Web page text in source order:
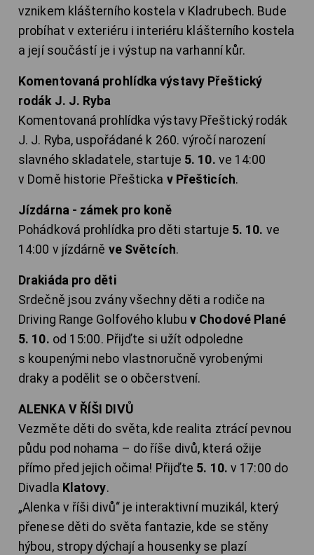
vznikem klášterního kostela v Kladrubech. Bude
probíhat v exteriéru i interiéru klášterního kostela
a její součástí je i výstup na varhanní kůr.
Komentovaná prohlídka výstavy Přeštický
rodák J. J. Ryba
Komentovaná prohlídka výstavy Přeštický rodák
J. J. Ryba, uspořádané k 260. výročí narození
slavného skladatele, startuje 5. 10. ve 14:00
v Domě historie Přešticka v Přešticích.
Jízdárna - zámek pro koně
Pohádková prohlídka pro děti startuje 5. 10. ve
14:00 v jízdárně ve Světcích.
Drakiáda pro děti
Srdečně jsou zvány všechny děti a rodiče na
Driving Range Golfového klubuv Chodové Plané
5. 10. od 15:00. Přijďte si užít odpoledne
s koupenými nebo vlastnoručně vyrobenými
draky a podělit se o občerstvení.
ALENKA V ŘÍŠI DIVŮ
Vezměte děti do světa, kde realita ztrácí pevnou
půdu pod nohama – do říše divů, která ožije
přímo před jejich očima! Přijďte 5. 10. v 17:00 do
Divadla Klatovy.
„Alenka v říši divů“ je interaktivní muzikál, který
přenese děti do světa fantazie, kde se stěny
hýbou, stropy dýchají a housenky se plazí